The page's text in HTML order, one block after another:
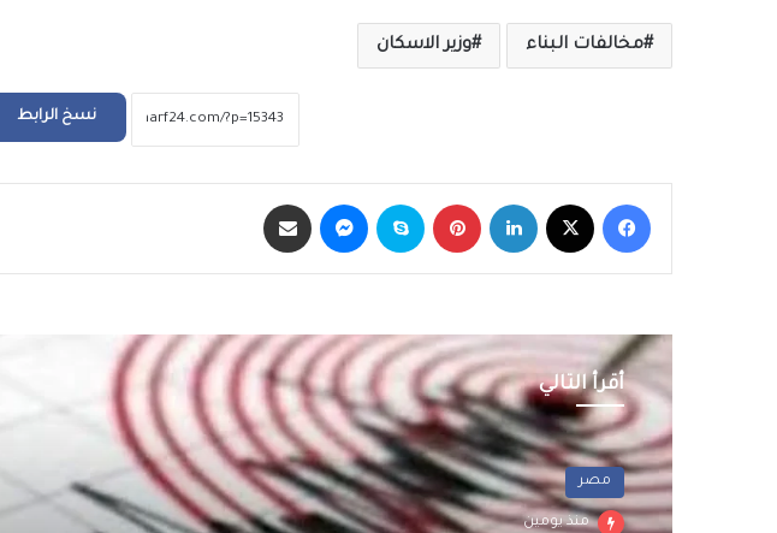
مخالفات البناء وزير الاسكان
نسخ الرابط
فيسبوك لينكدإن بينتيريست سكايب ماسنجر
أقرأ التالي
مصر
منذ يومين